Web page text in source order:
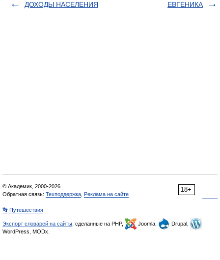
ДОХOДЫ НАСЕЛЕНИЯ
ЕВГЕНИКА
18+
© Академик, 2000-2026
Обратная связь: Техподдержка Реклама на сайте
👣 Путешествия
Экспорт словарей на сайты , сделанные на PHP, Joomla,
Drupal,
WordPress, MODx.